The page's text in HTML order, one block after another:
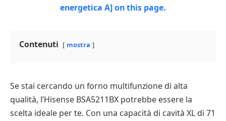
Contenuti mostra
Se stai cercando un forno multifunzione di alta
qualità, l’Hisense BSA5211BX potrebbe essere la
scelta ideale per te. Con una capacità di cavità XL di 71